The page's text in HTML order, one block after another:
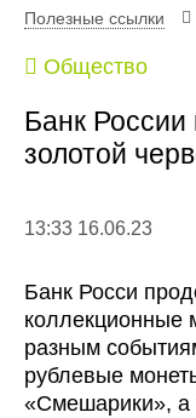
Полезные ссылки
Общество
Банк
золотой
13:33 16.06.23
Банк Росси
коллекционные
разным
рублевые
«Смешарики», а